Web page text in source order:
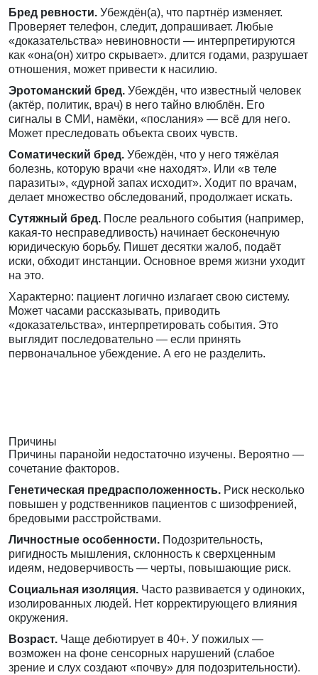
Бред ревности. Убеждён(а), что партнёр изменяет.
Проверяет телефон, следит, допрашивает. Любые
«доказательства» невиновности — интерпретируются
как «она(он) хитро скрывает». длится годами, разрушает
отношения, может привести к насилию.
Эротоманский бред. Убеждён, что известный человек
(актёр, политик, врач) в него тайно влюблён. Его
сигналы в СМИ, намёки, «послания» — всё для него.
Может преследовать объекта своих чувств.
Соматический бред. Убеждён, что у него тяжёлая
болезнь, которую врачи «не находят». Или «в теле
паразиты», «дурной запах исходит». Ходит по врачам,
делает множество обследований, продолжает искать.
Сутяжный бред. После реального события (например,
какая-то несправедливость) начинает бесконечную
юридическую борьбу. Пишет десятки жалоб, подаёт
иски, обходит инстанции. Основное время жизни уходит
на это.
Характерно: пациент логично излагает свою систему.
Может часами рассказывать, приводить
«доказательства», интерпретировать события. Это
выглядит последовательно — если принять
первоначальное убеждение. А его не разделить.
Причины
Причины паранойи недостаточно изучены. Вероятно —
сочетание факторов.
Генетическая предрасположенность. Риск несколько
повышен у родственников пациентов с шизофренией,
бредовыми расстройствами.
Личностные особенности. Подозрительность,
ригидность мышления, склонность к сверхценным
идеям, недоверчивость — черты, повышающие риск.
Социальная изоляция. Часто развивается у одиноких,
изолированных людей. Нет корректирующего влияния
окружения.
Возраст. Чаще дебютирует в 40+. У пожилых —
возможен на фоне сенсорных нарушений (слабое
зрение и слух создают «почву» для подозрительности).